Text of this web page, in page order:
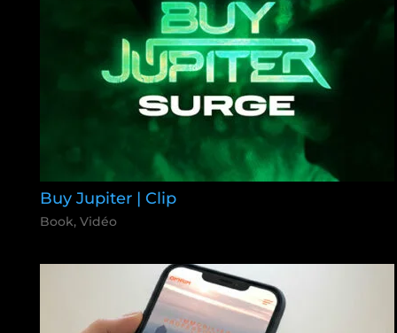
Buy Jupiter | Clip
Book, Vidéo